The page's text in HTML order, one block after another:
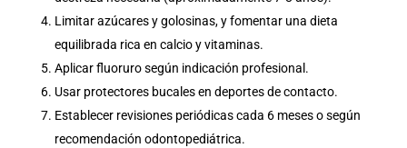
Limitar azúcares y golosinas, y fomentar una dieta
equilibrada rica en calcio y vitaminas.
Aplicar fluoruro según indicación profesional.
Usar protectores bucales en deportes de contacto.
Establecer revisiones periódicas cada 6 meses o según
recomendación odontopediátrica.